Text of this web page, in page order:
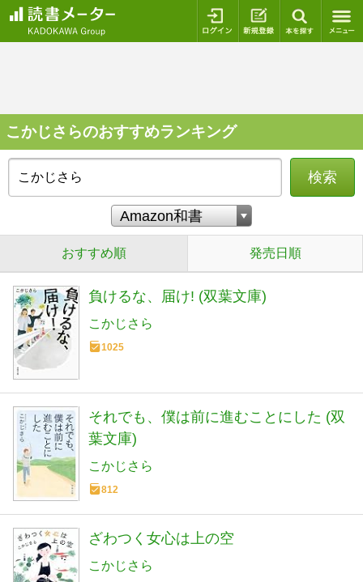
ログイン 新規登録
こかじさらのおすすめランキング
検索
おすすめ順 発売日順
負けるな、届け! (双葉文庫)
こかじさら
1025
それでも、僕は前に進むことにした (双
葉文庫)
こかじさら
812
ざわつく女心は上の空
こかじさら